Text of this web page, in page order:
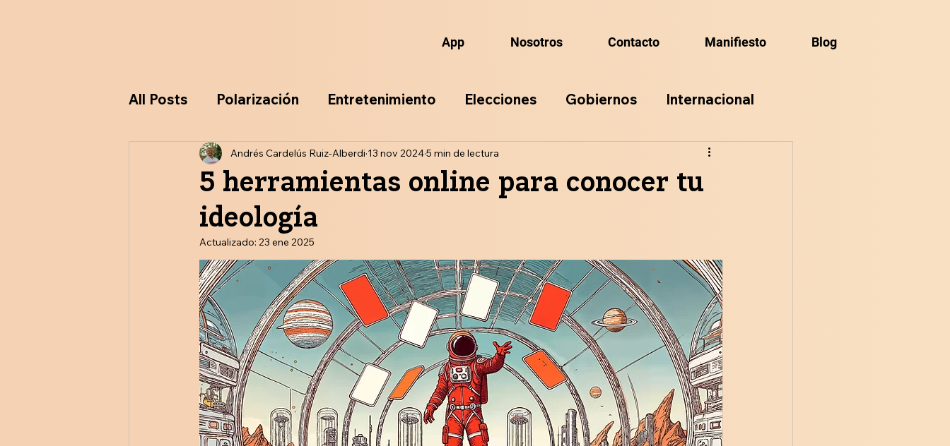
App Nosotros Contacto Manifiesto Blog
All Posts Polarización Entretenimiento Elecciones Gobiernos Internacional
Ideologías Participación
5 herramientas online para conocer tu
ideología
Andrés Cardelús Ruiz-Alberdi 13 nov 20245 min de lectura
Actualizado: 23 ene 2025